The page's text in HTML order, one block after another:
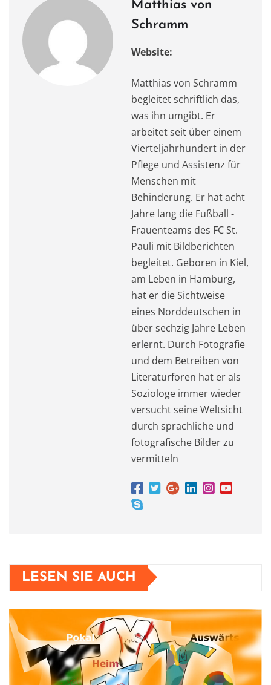
Matthias von
Schramm
Website:
Matthias von Schramm
begleitet schriftlich das,
was ihn umgibt. Er
arbeitet seit über einem
Vierteljahrhundert in der
Pflege und Assistenz für
Menschen mit
Behinderung. Er hat acht
Jahre lang die Fußball -
Frauenteams des FC St.
Pauli mit Bildberichten
begleitet. Geboren in Kiel,
am Leben in Hamburg,
hat er die Sichtweise
eines Norddeutschen in
über sechzig Jahre Leben
erlernt. Durch Fotografie
und dem Betreiben von
Literaturforen hat er als
Soziologe immer wieder
versucht seine Weltsicht
durch sprachliche und
fotografische Bilder zu
vermitteln
LESEN SIE AUCH